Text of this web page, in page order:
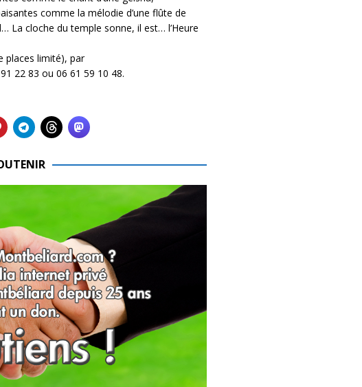
comme la mélodie d’une flûte de
La cloche du temple sonne, il est… l’Heure
places limité), par
22 83 ou 06 61 59 10 48.